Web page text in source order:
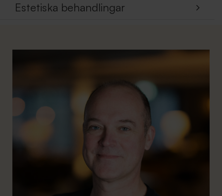
Estetiska behandlingar